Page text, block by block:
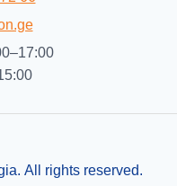
All rights reserved.